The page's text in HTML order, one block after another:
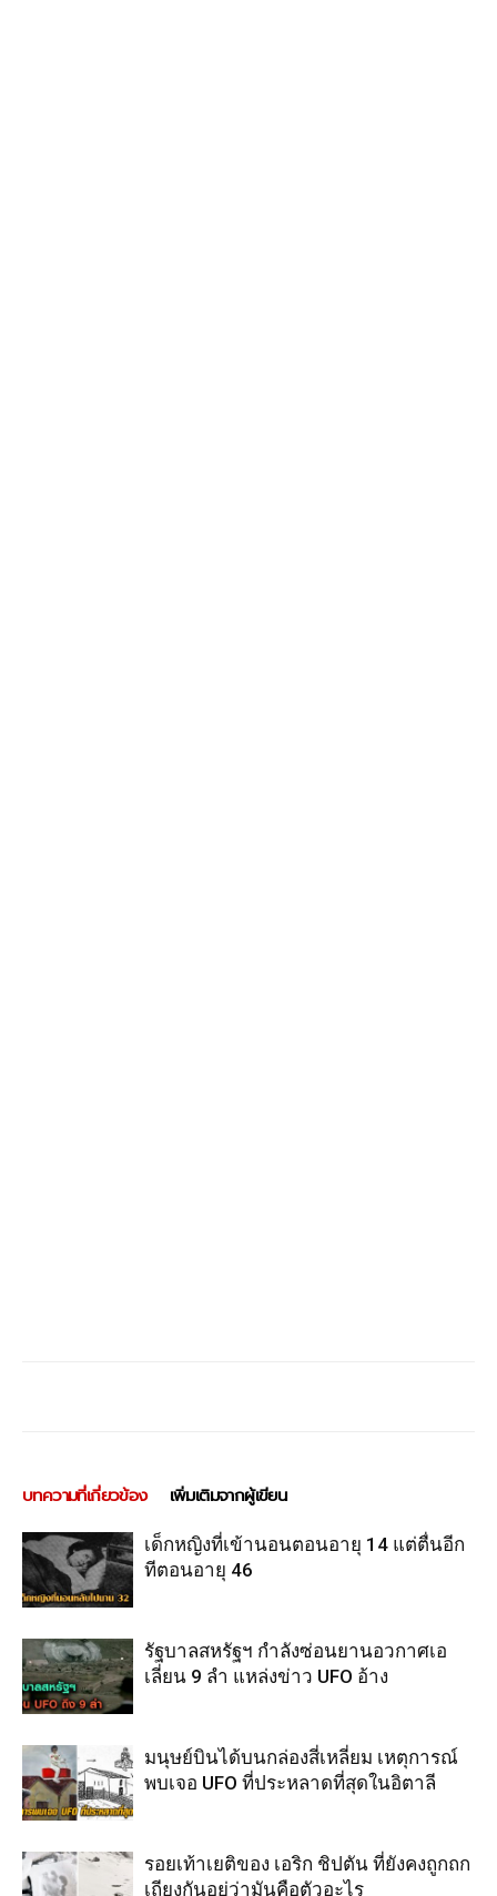
บทความที่เกี่ยวข้อง เพิ่มเติมจากผู้เขียน
เด็กหญิงที่เข้านอนตอนอายุ 14 แต่ตื่นอีก
ทีตอนอายุ 46
รัฐบาลสหรัฐฯ กำลังซ่อนยานอวกาศเอ
เลี่ยน 9 ลำ แหล่งข่าว UFO อ้าง
มนุษย์บินได้บนกล่องสี่เหลี่ยม เหตุการณ์
พบเจอ UFO ที่ประหลาดที่สุดในอิตาลี
รอยเท้าเยติของ เอริก ชิปตัน ที่ยังคงถูกถก
เถียงกันอยู่ว่ามันคือตัวอะไร